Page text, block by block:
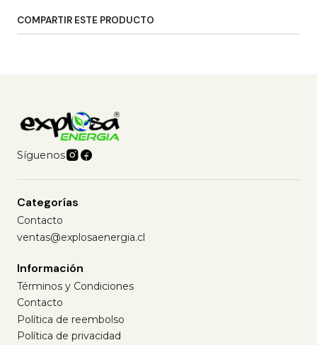
COMPARTIR ESTE PRODUCTO
Síguenos
Categorías
Contacto
ventas@explosaenergia.cl
Información
Términos y Condiciones
Contacto
Política de reembolso
Política de privacidad